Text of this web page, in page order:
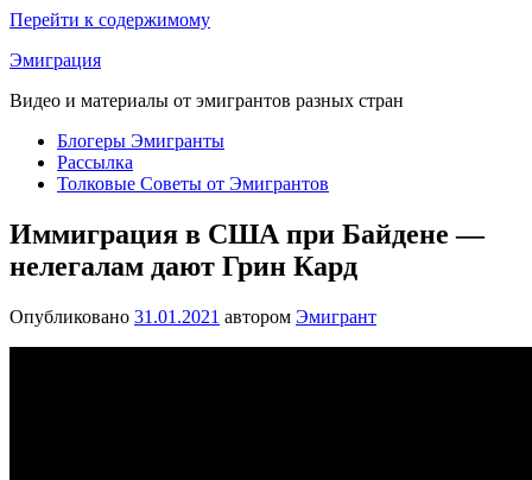
Перейти к содержимому
Эмиграция
Видео и материалы от эмигрантов разных стран
Блогеры Эмигранты
Рассылка
Толковые Советы от Эмигрантов
Иммиграция в США при Байдене —
нелегалам дают Грин Кард
Опубликовано 31.01.2021 автором Эмигрант